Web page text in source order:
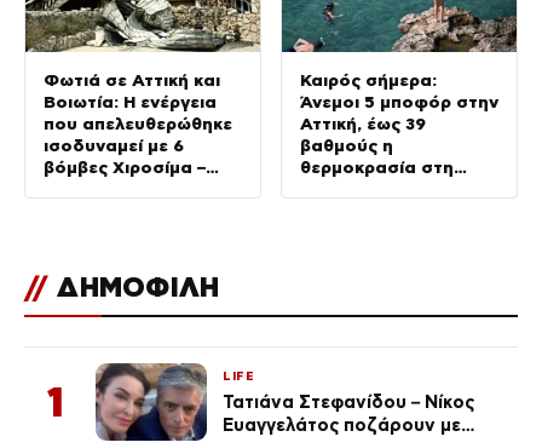
Φωτιά σε Αττική και
Βοιωτία: Η ενέργεια
που απελευθερώθηκε
ισοδυναμεί με 6
βόμβες Χιροσίμα –
Καιρός σήμερα:
Άνεμοι 5 μποφόρ στην
Αττική, έως 39
βαθμούς η
θερμοκρασία στη
// ΔΗΜΟΦΙΛΗ
1
LIFE
Τατιάνα Στεφανίδου – Νίκος
Ευαγγελάτος ποζάρουν με